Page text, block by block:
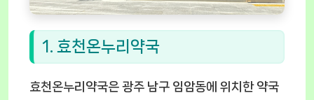
1. 효천온누리약국
효천온누리약국은 광주 남구 임암동에 위치한 약국